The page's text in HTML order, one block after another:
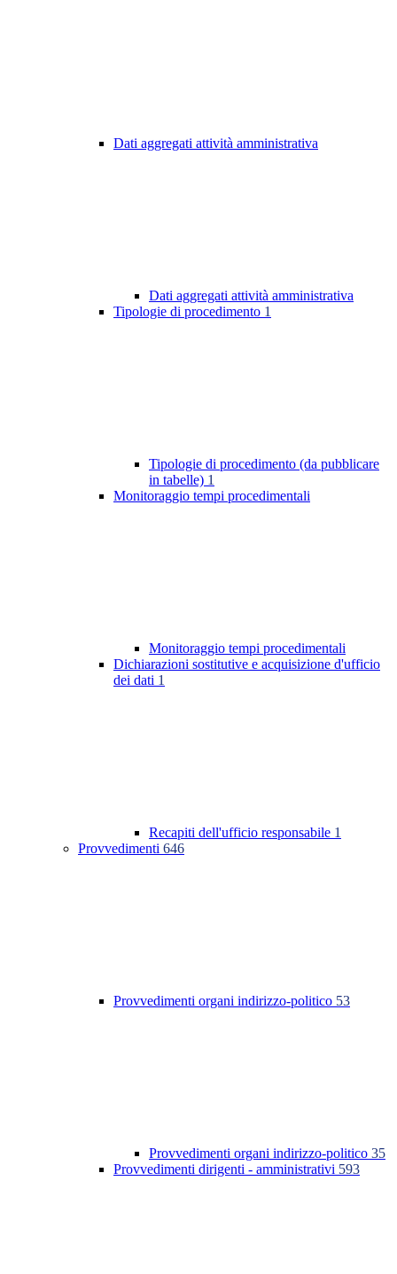
Dati aggregati attività amministrativa
Dati aggregati attività amministrativa
Tipologie di procedimento 1
Tipologie di procedimento (da pubblicare
in tabelle) 1
Monitoraggio tempi procedimentali
Monitoraggio tempi procedimentali
Dichiarazioni sostitutive e acquisizione d'ufficio
dei dati 1
Recapiti dell'ufficio responsabile 1
Provvedimenti 646
Provvedimenti organi indirizzo-politico 53
Provvedimenti organi indirizzo-politico 35
Provvedimenti dirigenti - amministrativi 593